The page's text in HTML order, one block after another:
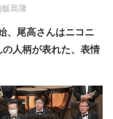
島隆
、尾高さんはニコニ
人柄が表れた、表情